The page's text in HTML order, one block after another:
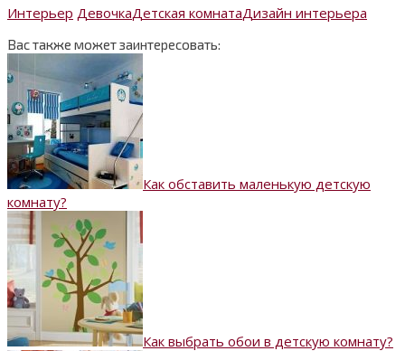
Интерьер ДевочкаДетская комнатаДизайн интерьера
Вас также может заинтересовать:
Как обставить маленькую детскую
комнату?
Как выбрать обои в детскую комнату?